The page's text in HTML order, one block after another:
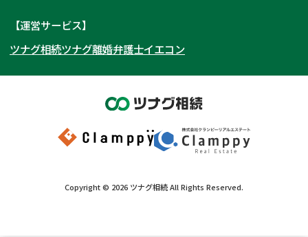
秋田県
福島県
埼玉県
茨城県 群馬県
愛知県
岐阜県 山梨県
関西
大阪府 京都府
奈良県
和歌山県
北陸・甲信越
石川県
富山県
岡山県
九州・沖縄
相続手続き
家族信託
成年後見・任意後見
相続財産調査
不動産評価(相続不動産)
相続トラブル
【運営サービス】
ツナグ相続ツナグ離婚弁護士イエコン
Copyright © 2026 ツナグ相続All Rights Reserved.